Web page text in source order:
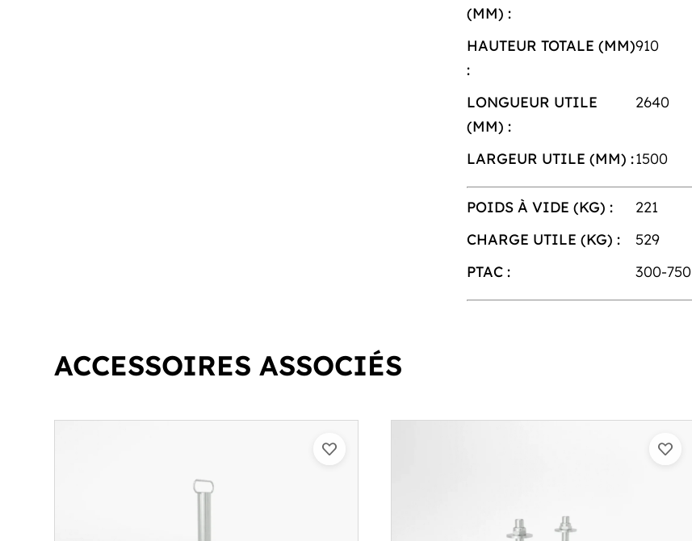
(MM) :
HAUTEUR TOTALE (MM)
:
910
LONGUEUR UTILE
(MM) :
2640
LARGEUR UTILE (MM) :1500
POIDS À VIDE (KG) :
221
CHARGE UTILE (KG) :
529
PTAC :
300-750
ACCESSOIRES ASSOCIÉS